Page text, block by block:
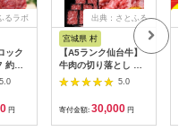
るラボ
ック
約
ブ
牛肉
すめ
5.0
円
出典：さとふる
宮城県 村
【A5ランク仙台牛】
牛肉の切り落とし 合
計1.8kg(300g×6) 小
分けで使い勝手も◎
5.0
寄付金額: 30,000 円